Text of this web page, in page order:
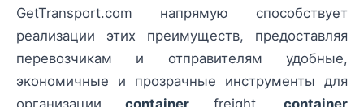
GetTransport.com напрямую способствует
реализации этих преимуществ, предоставляя
перевозчикам и отправителям удобные,
экономичные и прозрачные инструменты для